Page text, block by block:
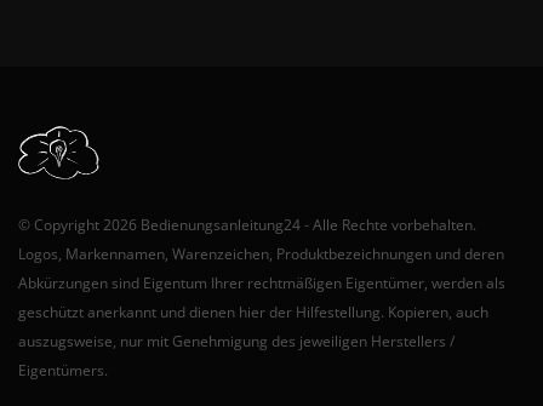
© Copyright 2026 Bedienungsanleitung24 - Alle Rechte vorbehalten.
Logos, Markennamen, Warenzeichen, Produktbezeichnungen und deren
Abkürzungen sind Eigentum Ihrer rechtmäßigen Eigentümer, werden als
geschützt anerkannt und dienen hier der Hilfestellung. Kopieren, auch
auszugsweise, nur mit Genehmigung des jeweiligen Herstellers /
Eigentümers.